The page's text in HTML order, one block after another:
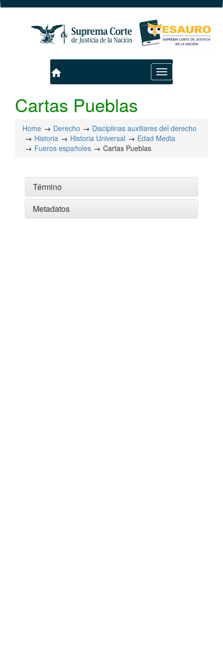
Toggle
navigation
home
Cartas Pueblas
Home Derecho
Disciplinas auxiliares del derecho
Historia
Historia Universal
Edad Media
Fueros españoles
Cartas Pueblas
Término
Metadatos